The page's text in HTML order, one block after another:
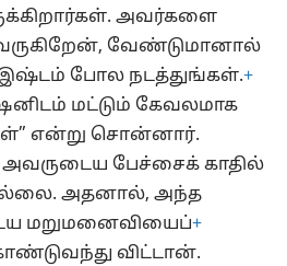
அவர்களை
வேண்டுமானால்
போல நடத்துங்கள்.+
மட்டும் கேவலமாக
என்று சொன்னார்.
பேச்சைக் காதில்
அதனால், அந்த
மறுமனைவியைப்+
விட்டான்.